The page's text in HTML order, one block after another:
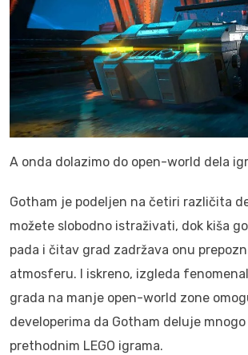
A onda dolazimo do open-world dela
Gotham je podeljen na četiri različita
možete slobodno istraživati, dok kiša
pada i čitav grad zadržava onu
atmosferu. I iskreno, izgleda
grada na manje open-world zone
developerima da Gotham deluje
prethodnim LEGO igrama.